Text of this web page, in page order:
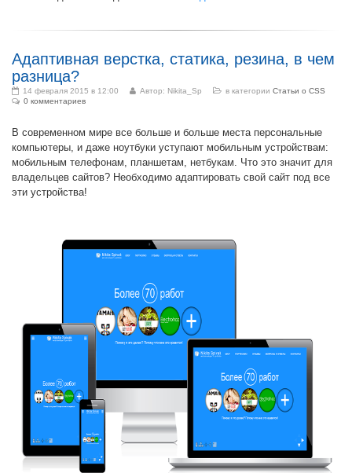
Адаптивная верстка, статика, резина, в чем
разница?
14 февраля 2015 в 12:00 Автор: Nikita_Sp в категории Статьи о CSS
0 комментариев
В современном мире все больше и больше места персональные
компьютеры, и даже ноутбуки уступают мобильным устройствам:
мобильным телефонам, планшетам, нетбукам. Что это значит для
владельцев сайтов? Необходимо адаптировать свой сайт под все
эти устройства!